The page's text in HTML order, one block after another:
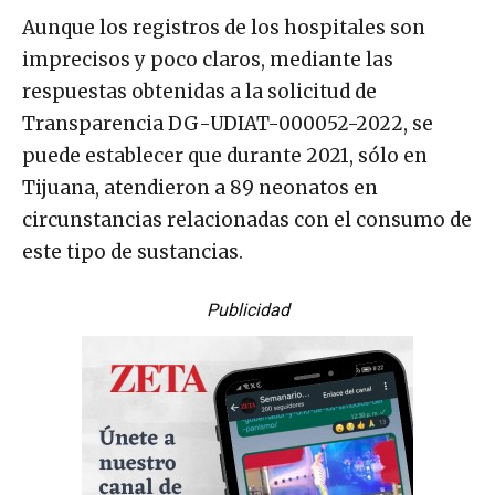
Aunque los registros de los hospitales son
imprecisos y poco claros, mediante las
respuestas obtenidas a la solicitud de
Transparencia DG-UDIAT-000052-2022, se
puede establecer que durante 2021, sólo en
Tijuana, atendieron a 89 neonatos en
circunstancias relacionadas con el consumo de
este tipo de sustancias.
Publicidad